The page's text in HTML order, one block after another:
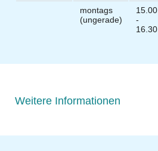
montags
(ungerade)
15.00
-
16.30
Weitere Informationen